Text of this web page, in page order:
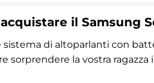
il Samsung
di altoparlanti con
sorprendere la vostra